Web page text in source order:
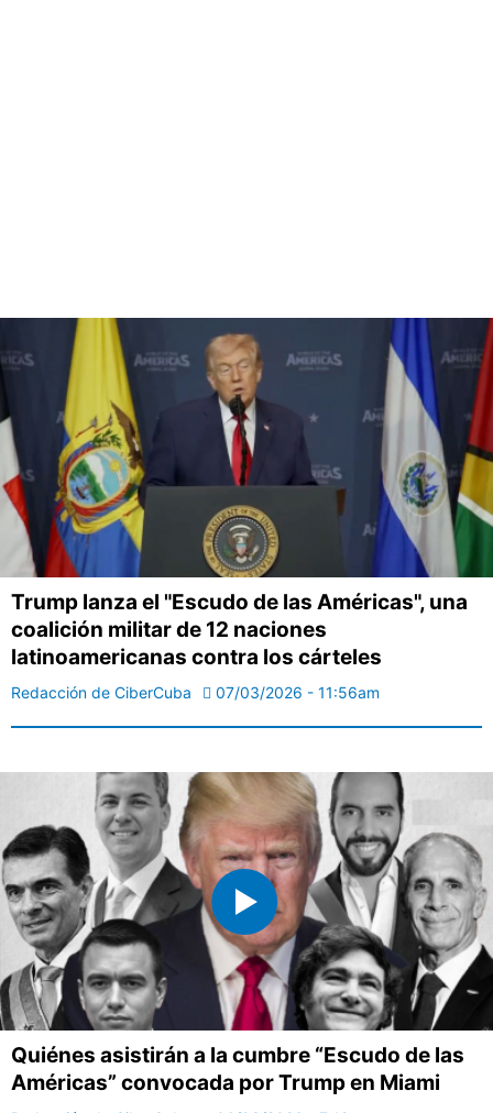
Trump lanza el "Escudo de las Américas", una
coalición militar de 12 naciones
latinoamericanas contra los cárteles
Redacción de CiberCuba 07/03/2026 - 11:56am
Quiénes asistirán a la cumbre “Escudo de las
Américas” convocada por Trump en Miami